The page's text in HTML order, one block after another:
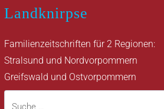
Landknirpse
Familienzeitschriften für 2 Regionen:
Stralsund und Nordvorpommern
Greifswald und Ostvorpommern
Suche